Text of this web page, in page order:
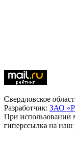
Свердловское
Разработчик: ЗАО
При использовании
гиперссылка на наш